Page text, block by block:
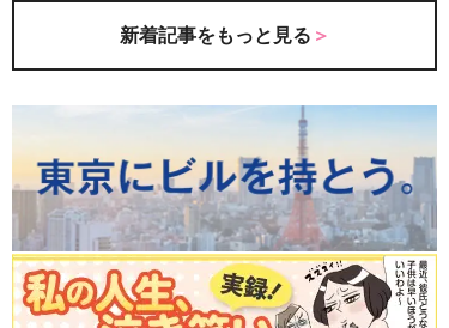
新着記事をもっと見る